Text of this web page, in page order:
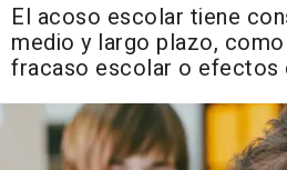
El acoso escolar tiene
medio y largo plazo,
fracaso escolar o efectos